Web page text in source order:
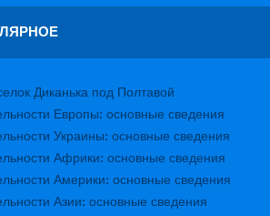
Диканька под Полтавой
Европы: основные сведения
Украины: основные сведения
Африки: основные сведения
Америки: основные сведения
Азии: основные сведения